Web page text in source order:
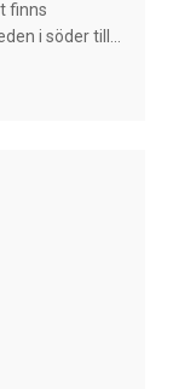
finns
i söder till...